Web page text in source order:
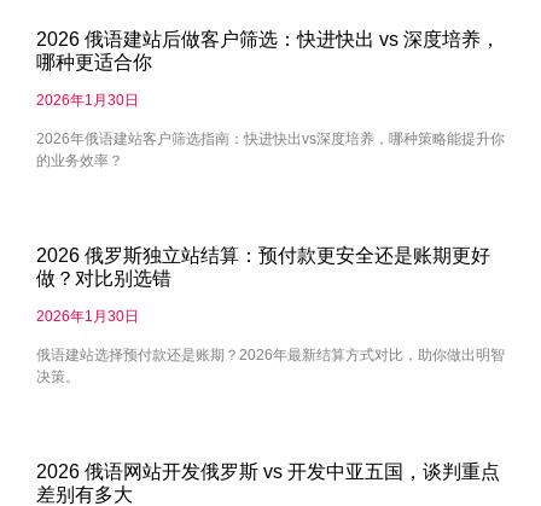
2026 俄语建站后做客户筛选：快进快出 vs 深度培养，
哪种更适合你
2026年1月30日
2026年俄语建站客户筛选指南：快进快出vs深度培养，哪种策略能提升你
的业务效率？
2026 俄罗斯独立站结算：预付款更安全还是账期更好
做？对比别选错
2026年1月30日
俄语建站选择预付款还是账期？2026年最新结算方式对比，助你做出明智
决策。
2026 俄语网站开发俄罗斯 vs 开发中亚五国，谈判重点
差别有多大